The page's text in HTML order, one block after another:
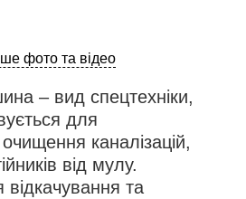
фото та відео
– вид спецтехніки,
для
каналізацій,
від мулу.
та